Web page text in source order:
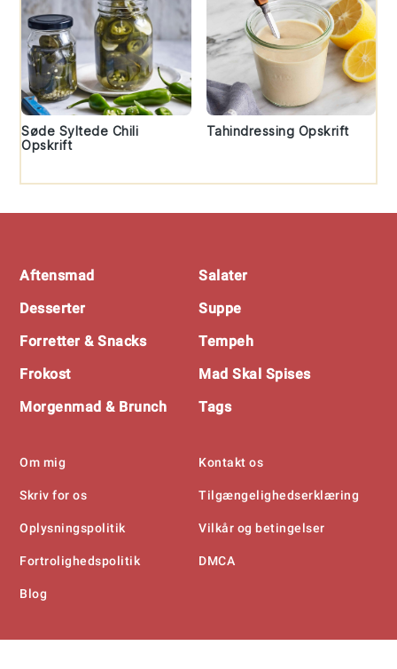
Søde Syltede Chili
Opskrift
Tahindressing Opskrift
Aftensmad
Desserter
Forretter & Snacks
Frokost
Morgenmad & Brunch
Salater
Suppe
Tempeh
Mad Skal Spises
Tags
Om mig
Skriv for os
Oplysningspolitik
Fortrolighedspolitik
Blog
Kontakt os
Tilgængelighedserklæring
Vilkår og betingelser
DMCA